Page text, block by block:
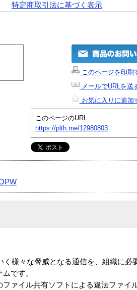
特定商取引法に基づく表示
このページを印刷
メールでURLを送
お気に入りに追加
このページのURL
https://plth.me/12980803
様々な脅威となる通信を、組織に必
です。
ァイル共有ソフトによる違法ファイ